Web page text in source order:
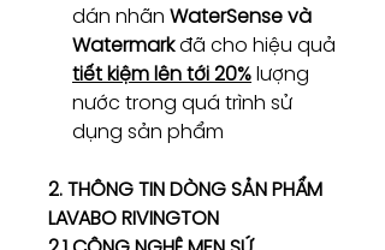
dán nhãn WaterSense và
Watermarkđã cho hiệu quả
tiết kiệm lên tới 20%lượng
nước trong quá trình sử
dụng sản phẩm
2. THÔNG TIN DÒNG SẢN PHẨM
LAVABO RIVINGTON